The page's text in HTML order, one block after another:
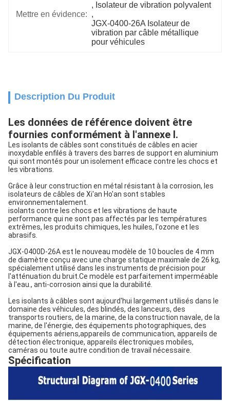
Mettre en évidence:
, Isolateur de vibration polyvalent
,
JGX-0400-26A Isolateur de
vibration par câble métallique
pour véhicules
Description Du Produit
Les données de référence doivent être
fournies conformément à l'annexe I.
Les isolants de câbles sont constitués de câbles en acier
inoxydable enfilés à travers des barres de support en aluminium
qui sont montés pour un isolement efficace contre les chocs et
les vibrations.
Grâce à leur construction en métal résistant à la corrosion, les
isolateurs de câbles de Xi'an Ho'an sont stables
environnementalement.
isolants contre les chocs et les vibrations de haute
performance qui ne sont pas affectés par les températures
extrêmes, les produits chimiques, les huiles, l'ozone et les
abrasifs.
JGX-0400D-26A est le nouveau modèle de 10 boucles de 4 mm
de diamètre conçu avec une charge statique maximale de 26 kg,
spécialement utilisé dans les instruments de précision pour
l'atténuation du bruit.Ce modèle est parfaitement imperméable
à l'eau., anti-corrosion ainsi que la durabilité.
Les isolants à câbles sont aujourd'hui largement utilisés dans le
domaine des véhicules, des blindés, des lanceurs, des
transports routiers, de la marine, de la construction navale, de la
marine, de l'énergie, des équipements photographiques, des
équipements aériens,appareils de communication, appareils de
détection électronique, appareils électroniques mobiles,
caméras ou toute autre condition de travail nécessaire.
Spécification